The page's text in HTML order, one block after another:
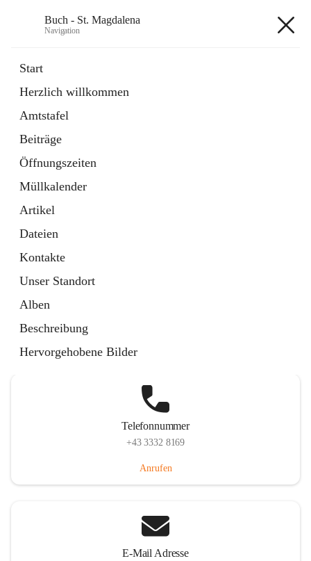
Buch - St. Magdalena
Navigation
Start
Herzlich willkommen
Amtstafel
Beiträge
Öffnungszeiten
Müllkalender
Artikel
Dateien
Kontakte
Unser Standort
Alben
Beschreibung
Hervorgehobene Bilder
11 Schnellzugriffe
Bürgerservice
10 Schnellzugriffe
Telefonnummer
+43 3332 8169
Anrufen
E-Mail Adresse